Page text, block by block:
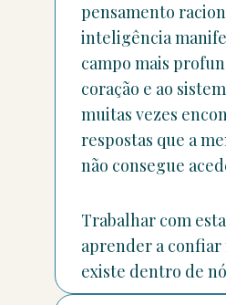
pensamento
inteligência
campo mais
coração e ao
muitas vezes
respostas que a
não consegue
Trabalhar com
aprender a confiar
existe dentro de